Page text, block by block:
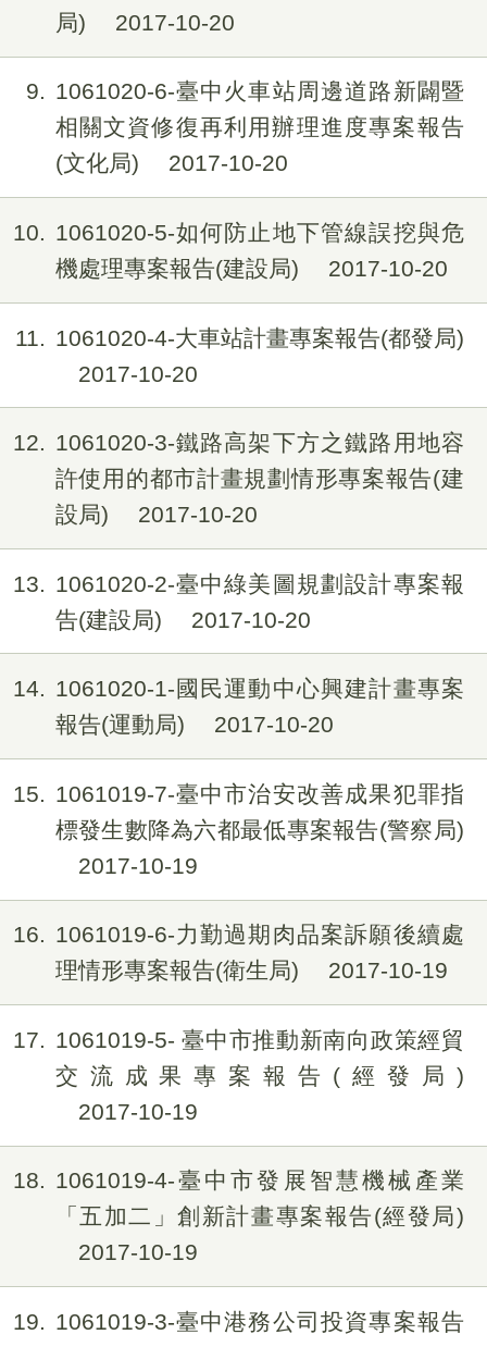
局)
2017-10-20
9
1061020-6-臺中火車站周邊道路新闢暨
相關文資修復再利用辦理進度專案報告
(文化局)
2017-10-20
10
1061020-5-如何防止地下管線誤挖與危
機處理專案報告(建設局)
2017-10-20
11
1061020-4-大車站計畫專案報告(都發局)
2017-10-20
12
1061020-3-鐵路高架下方之鐵路用地容
許使用的都市計畫規劃情形專案報告(建
設局)
2017-10-20
13
1061020-2-臺中綠美圖規劃設計專案報
告(建設局)
2017-10-20
14
1061020-1-國民運動中心興建計畫專案
報告(運動局)
2017-10-20
15
1061019-7-臺中市治安改善成果犯罪指
標發生數降為六都最低專案報告(警察局)
2017-10-19
16
1061019-6-力勤過期肉品案訴願後續處
理情形專案報告(衛生局)
2017-10-19
17
1061019-5- 臺中市推動新南向政策經貿
交流成果專案報告(經發局)
2017-10-19
18
1061019-4-臺中市發展智慧機械產業
「五加二」創新計畫專案報告(經發局)
2017-10-19
19
1061019-3-臺中港務公司投資專案報告